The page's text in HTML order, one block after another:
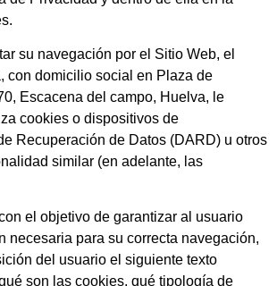
su navegación por el Sitio Web, el
con domicilio social en Plaza de
Escacena del campo, Huelva, le
cookies o dispositivos de
Recuperación de Datos (DARD) u otros
similar (en adelante, las
el objetivo de garantizar al usuario
necesaria para su correcta navegación,
del usuario el siguiente texto
son las cookies, qué tipología de